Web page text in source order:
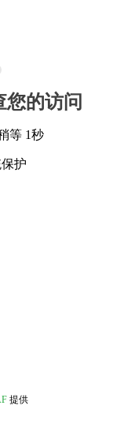
的访问
等 1秒
护
提供